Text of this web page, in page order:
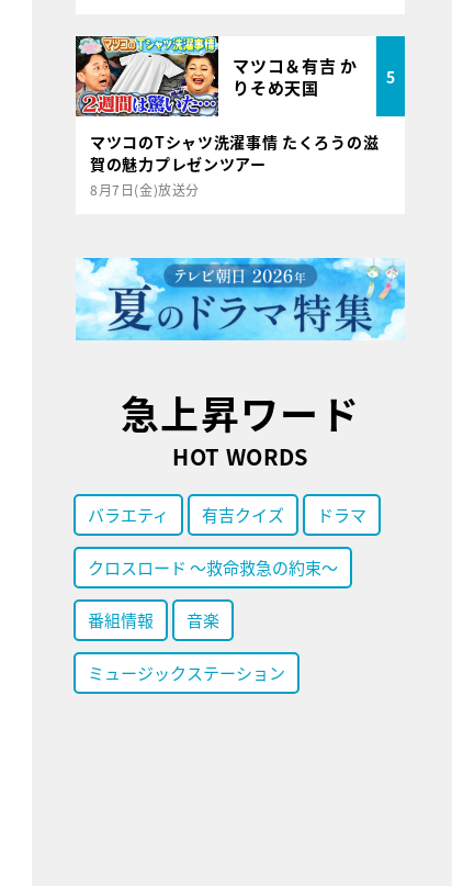
マツコ＆有吉 か
りそめ天国
5
マツコのTシャツ洗濯事情 たくろうの滋
賀の魅力プレゼンツアー
8月7日(金)放送分
急上昇ワード
HOT WORDS
バラエティ 有吉クイズ ドラマ
クロスロード ～救命救急の約束～
番組情報 音楽
ミュージックステーション